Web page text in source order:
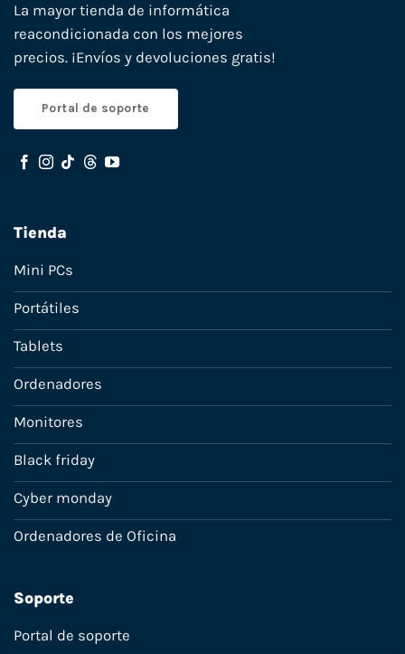
La mayor tienda de informática
reacondicionada con los mejores
precios. ¡Envíos y devoluciones gratis!
Portal de soporte
Tienda
Mini PCs
Portátiles
Tablets
Ordenadores
Monitores
Black friday
Cyber monday
Ordenadores de Oficina
Soporte
Portal de soporte